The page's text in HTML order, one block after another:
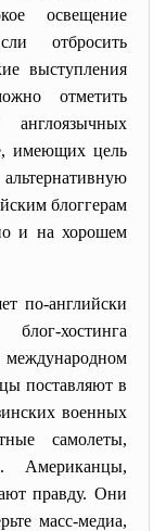
освещение
отбросить
выступления
отметить
англоязычных
имеющих цель
блоггерам
и на хорошем
по-английски
хостинга
поставляют в
военных
самолеты,
Американцы,
правду. Они
масс-медиа,